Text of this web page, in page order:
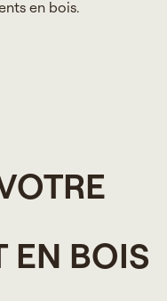
en bois.
EN BOIS